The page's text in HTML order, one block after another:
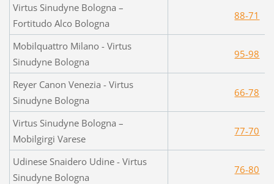
Virtus Sinudyne Bologna –
Fortitudo Alco Bologna
88-71
Mobilquattro Milano - Virtus
Sinudyne Bologna
95-98
Reyer Canon Venezia - Virtus
Sinudyne Bologna
66-78
Virtus Sinudyne Bologna –
Mobilgirgi Varese
77-70
Udinese Snaidero Udine - Virtus
Sinudyne Bologna
76-80